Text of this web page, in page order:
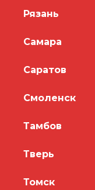
Рязань
Самара
Саратов
Смоленск
Тамбов
Тверь
Томск